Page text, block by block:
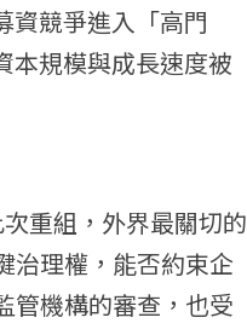
資競爭進入「高門
本規模與成長速度被
重組，外界最關切的
治理權，能否約束企
管機構的審查，也受